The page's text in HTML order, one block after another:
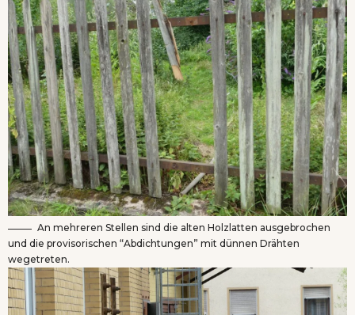
An mehreren Stellen sind die alten Holzlatten ausgebrochen
und die provisorischen “Abdichtungen” mit dünnen Drähten
wegetreten.